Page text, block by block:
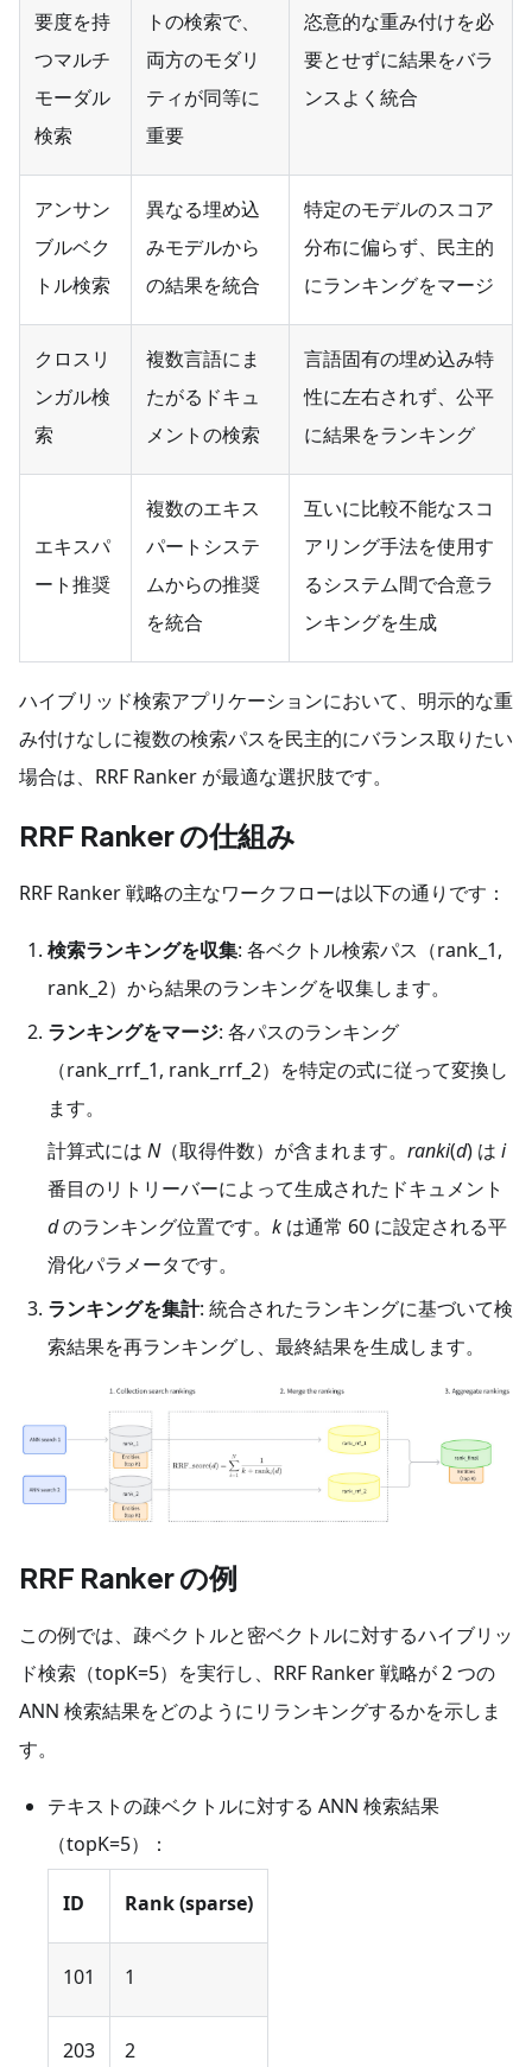
要度を持
つマルチ
モーダル
検索
トの検索で、
両方のモダリ
ティが同等に
重要
恣意的な重み付けを必
要とせずに結果をバラ
ンスよく統合
アンサン
ブルベク
トル検索
異なる埋め込
みモデルから
の結果を統合
特定のモデルのスコア
分布に偏らず、民主的
にランキングをマージ
クロスリ
ンガル検
索
複数言語にま
たがるドキュ
メントの検索
言語固有の埋め込み特
性に左右されず、公平
に結果をランキング
エキスパ
ート推奨
複数のエキス
パートシステ
ムからの推奨
を統合
互いに比較不能なスコ
アリング手法を使用す
るシステム間で合意ラ
ンキングを生成
ハイブリッド検索アプリケーションにおいて、明示的な重
み付けなしに複数の検索パスを民主的にバランス取りたい
場合は、RRF Ranker が最適な選択肢です。
RRF Ranker の仕組み
RRF Ranker 戦略の主なワークフローは以下の通りです：
検索ランキングを収集: 各ベクトル検索パス（rank_1,
rank_2）から結果のランキングを収集します。
ランキングをマージ: 各パスのランキング
（rank_rrf_1, rank_rrf_2）を特定の式に従って変換し
ます。
計算式には N（取得件数）が含まれます。 ranki(d) は i
番目のリトリーバーによって生成されたドキュメント
dのランキング位置です。 k は通常 60 に設定される平
滑化パラメータです。
ランキングを集計: 統合されたランキングに基づいて検
索結果を再ランキングし、最終結果を生成します。
RRF Ranker の例
この例では、疎ベクトルと密ベクトルに対するハイブリッ
ド検索（topK=5）を実行し、RRF Ranker 戦略が 2 つの
ANN 検索結果をどのようにリランキングするかを示しま
す。
テキストの疎ベクトルに対する ANN 検索結果
（topK=5）：
ID Rank (sparse)
101 1
203 2